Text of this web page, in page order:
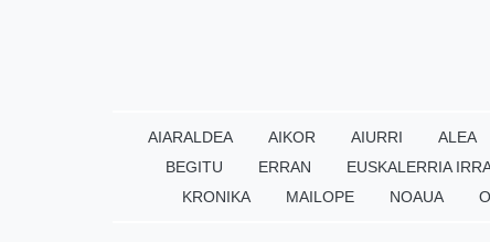
AIARALDEA AIKOR AIURRI ALEA
BEGITU
ERRAN EUSKALERRIA
KRONIKA
MAILOPE NOAUA